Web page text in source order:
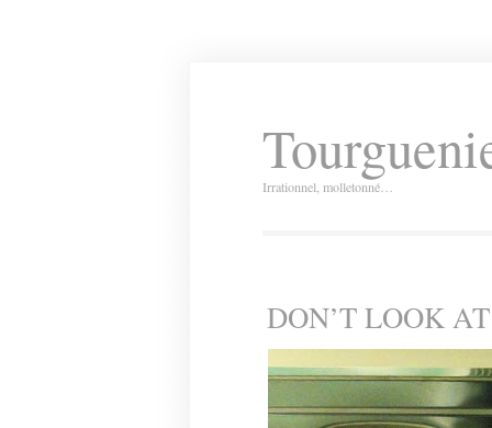
Irrationnel, molletonné…
DON’T LOOK